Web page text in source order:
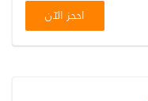
احجز الآن